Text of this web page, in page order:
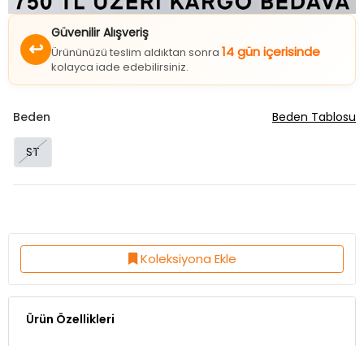
↩
Güvenilir Alışveriş
Ürününüzü teslim aldıktan sonra 14 gün içerisinde
kolayca iade edebilirsiniz.
Beden
ST
Beden Tablosu
Koleksiyona Ekle
Ürün Özellikleri